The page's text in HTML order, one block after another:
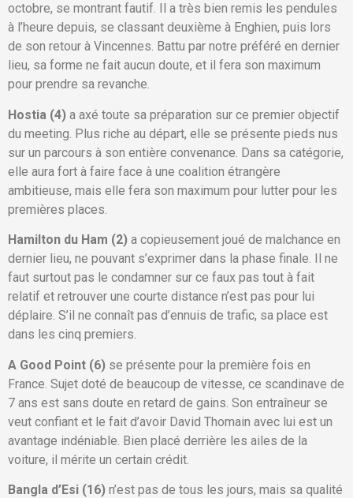
octobre, se montrant fautif. Il a très bien remis les pendules
à l’heure depuis, se classant deuxième à Enghien, puis lors
de son retour à Vincennes. Battu par notre préféré en dernier
lieu, sa forme ne fait aucun doute, et il fera son maximum
pour prendre sa revanche.
Hostia (4) a axé toute sa préparation sur ce premier objectif
du meeting. Plus riche au départ, elle se présente pieds nus
sur un parcours à son entière convenance. Dans sa catégorie,
elle aura fort à faire face à une coalition étrangère
ambitieuse, mais elle fera son maximum pour lutter pour les
premières places.
Hamilton du Ham (2) a copieusement joué de malchance en
dernier lieu, ne pouvant s’exprimer dans la phase finale. Il ne
faut surtout pas le condamner sur ce faux pas tout à fait
relatif et retrouver une courte distance n’est pas pour lui
déplaire. S’il ne connaît pas d’ennuis de trafic, sa place est
dans les cinq premiers.
A Good Point (6) se présente pour la première fois en
France. Sujet doté de beaucoup de vitesse, ce scandinave de
7 ans est sans doute en retard de gains. Son entraîneur se
veut confiant et le fait d’avoir David Thomain avec lui est un
avantage indéniable. Bien placé derrière les ailes de la
voiture, il mérite un certain crédit.
Bangla d’Esi (16) n’est pas de tous les jours, mais sa qualité